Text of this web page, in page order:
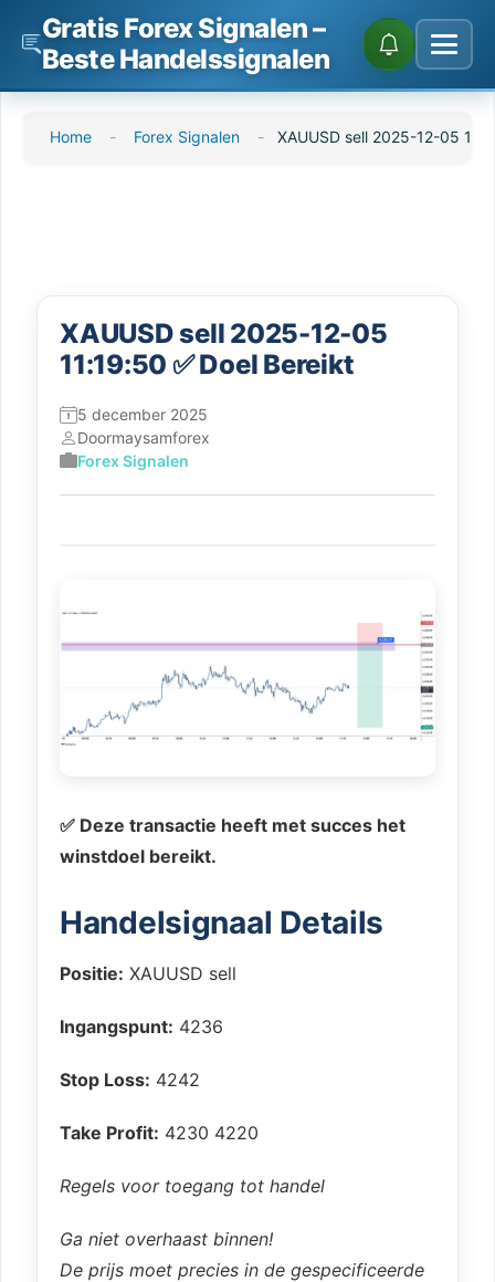
direct
Gratis Forex Signalen –
Beste Handelssignalen
Home - Forex Signalen - XAUUSD sell 2025-12-05
XAUUSD sell 2025-12-05
11:19:50 ✅ Doel Bereikt
5 december 2025
Doormaysamforex
Forex Signalen
✅ Deze transactie heeft met succes het
winstdoel bereikt.
Handelsignaal Details
Positie: XAUUSD sell
Ingangspunt: 4236
Stop Loss: 4242
Take Profit: 4230 4220
Regels voor toegang tot handel
Ga niet overhaast binnen!
De prijs moet precies in de gespecificeerde